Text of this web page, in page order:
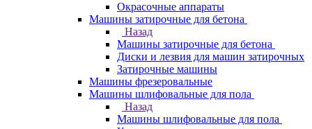
Окрасочные аппараты
Машины затирочные для бетона
Назад
Машины затирочные для бетона
Диски и лезвия для машин затирочных
Затирочные машины
Машины фрезеровальные
Машины шлифовальные для пола
Назад
Машины шлифовальные для пола